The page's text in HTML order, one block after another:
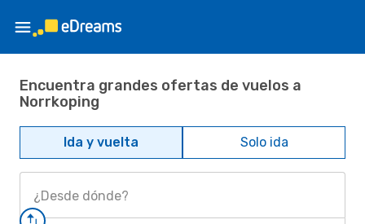
Encuentra grandes ofertas de vuelos a
Norrkoping
Ida y vuelta Solo ida
¿Desde dónde?